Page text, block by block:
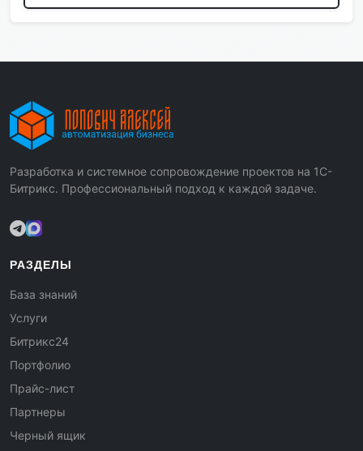
Разработка и системное сопровождение проектов на 1С-
Битрикс. Профессиональный подход к каждой задаче.
РАЗДЕЛЫ
База знаний
Услуги
Битрикс24
Портфолио
Прайс-лист
Партнеры
Черный ящик